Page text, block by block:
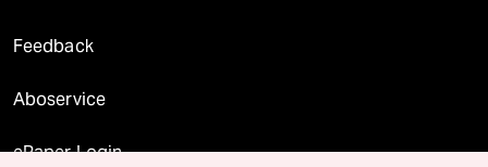
Feedback
Aboservice
ePaper Login